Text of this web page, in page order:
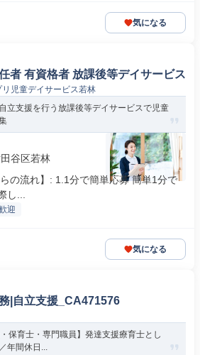
気になる
者 有資格者 放課後等デイサービス
児童デイサービス若林
立支援を行う放課後等デイサービスで児童
谷区若林
の流れ】: 1.1分で簡単応募 簡単1分で
し...
迎
気になる
|自立支援_CA471576
保育士・専門職員】発達支援療育士とし
年間休日...